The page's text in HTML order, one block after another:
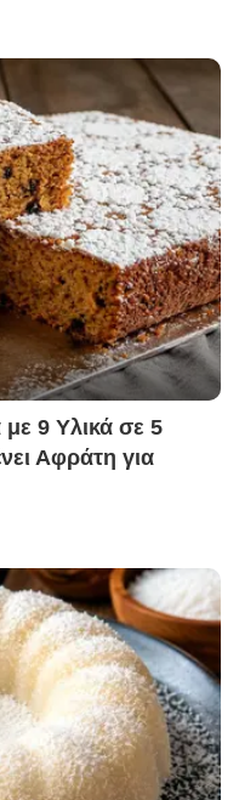
9 Υλικά σε 5
Αφράτη για